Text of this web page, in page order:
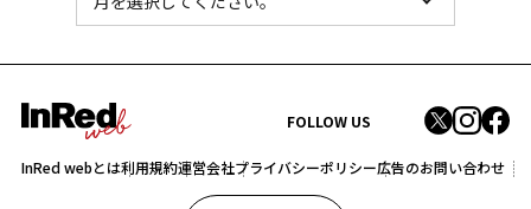
FOLLOW US
InRed webとは利用規約運営会社プライバシーポリシー広告のお問い合わせ